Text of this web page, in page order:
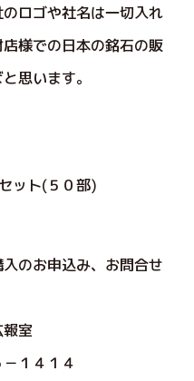
ロゴや社名は一切入れ
様での日本の銘石の販
思います。
ット(５０部)
のお申込み、お問合せ
室
１４１４